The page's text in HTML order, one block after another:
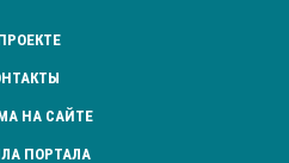
НА САЙТЕ
ПОРТАЛА